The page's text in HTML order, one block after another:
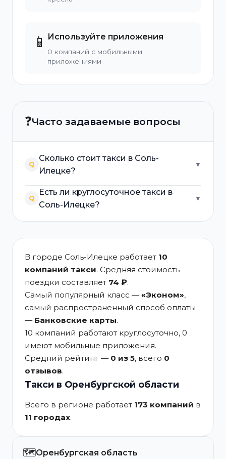
📱 Используйте приложения
0 компаний с мобильными
приложениями
❓Часто задаваемые вопросы
Q
Сколько стоит такси в Соль-
Илецке?
▼
Q
Есть ли круглосуточное такси в
Соль-Илецке?
▼
В городе Соль-Илецке работает 10
компаний такси. Средняя стоимость
поездки составляет 74 ₽.
Самый популярный класс —«Эконом»,
самый распространенный способ оплаты
— Банковские карты.
10 компаний работают круглосуточно, 0
имеют мобильные приложения.
Средний рейтинг — 0 из 5, всего 0
отзывов.
Такси в Оренбургской области
Всего в регионе работает 173 компаний в
11 городах.
🗺️Оренбургская область